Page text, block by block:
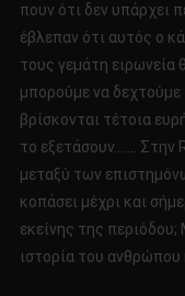
πουν ότι δεν υπάρχει
έβλεπαν ότι αυτός ο
τους γεμάτη ειρωνεία
μπορούμε να δεχτούμε
βρίσκονται τέτοια
το εξετάσουν……. Στην
μεταξύ των
κοπάσει μέχρι και
εκείνης της
ιστορία του ανθρώπου